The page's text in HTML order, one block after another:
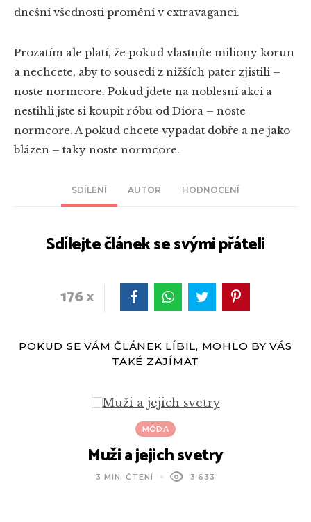
SDÍLENÍ AUTOR HODNOCENÍ
Sdílejte článek se svými přáteli
176
dnešní všednosti promění v extravaganci.
Prozatím ale platí, že pokud vlastníte miliony korun
a nechcete, aby to sousedi z nižších pater zjistili –
noste normcore. Pokud jdete na noblesní akci a
nestihli jste si koupit róbu od Diora – noste
normcore. A pokud chcete vypadat dobře a ne jako
blázen – taky noste normcore.
POKUD SE VÁM ČLÁNEK LÍBIL, MOHLO BY VÁS
TAKÉ ZAJÍMAT
MÓDA
Muži a jejich svetry
3 MIN. ČTENÍ 3 633